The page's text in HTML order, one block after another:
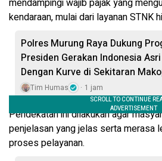
mendampingi wajib pajak yang
kendaraan, mulai dari layanan STNK
Polres Murung Raya Dukung
Presiden Gerakan Indonesia Asri
Dengan Kurve di Sekitaran
Tim Humas 1 jam
Pendekatan ini dilakukan agar
penjelasan yang jelas serta merasa
proses pelayanan.